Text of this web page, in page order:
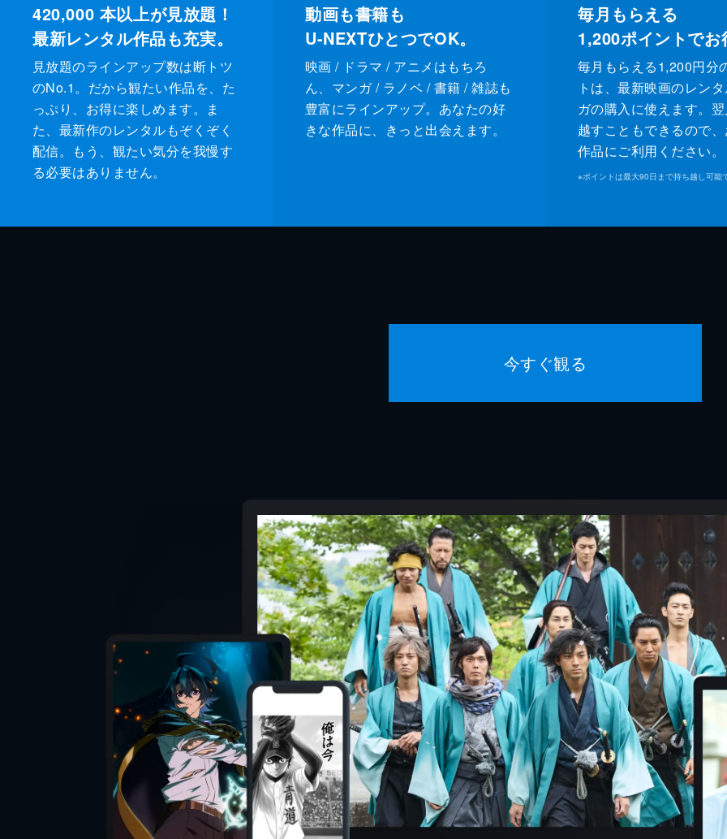
420,000 本以上が見放題！
最新レンタル作品も充実。
見放題のラインアップ数は断トツ
のNo.1。だから観たい作品を、た
っぷり、お得に楽しめます。ま
た、最新作のレンタルもぞくぞく
配信。もう、観たい気分を我慢す
る必要はありません。
動画も書籍も
U-NEXTひとつでOK。
映画 / ドラマ / アニメはもちろ
ん、マンガ / ラノベ / 書籍 / 雑誌も
豊富にラインアップ。あなたの好
きな作品に、きっと出会えます。
毎月もらえる
1,200ポイントでお
毎月もらえる1,200円分
トは、最新映画のレン
ガの購入に使えます。
越すこともできるので
作品にご利用ください。
※ポイントは最大90日まで持ち越し可能
今すぐ観る